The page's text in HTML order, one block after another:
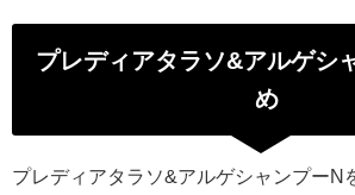
プレディアタラソ&アルゲシ
め
プレディアタラソ&アルゲシャンプーN